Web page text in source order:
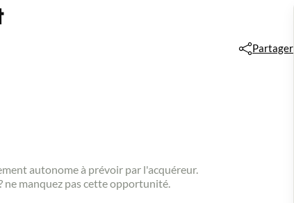
Partager
autonome à prévoir par l'acquéreur.
ne manquez pas cette opportunité.